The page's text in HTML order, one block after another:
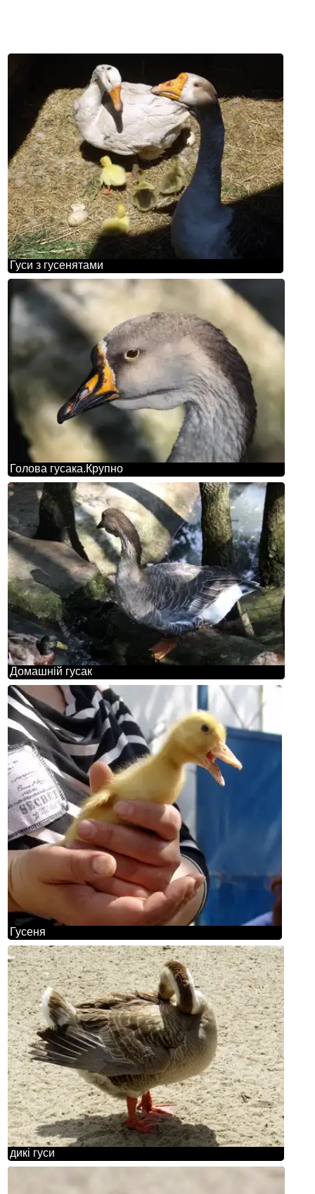
Гуси з гусенятами
Голова гусака.Крупно
Домашній гусак
Гусеня
дикі гуси